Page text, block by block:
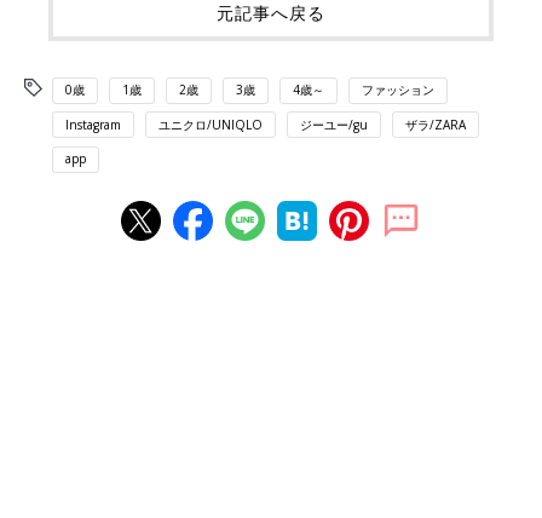
元記事へ戻る
0歳 1歳 2歳 3歳 4歳～ ファッション
Instagram ユニクロ/UNIQLO ジーユー/gu ザラ/ZARA
app